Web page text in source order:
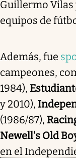
Guillermo Vilas
equipos de
Además, fue
campeones,
1984),
y 2010),
(1986/87),
Newell's Old
en el